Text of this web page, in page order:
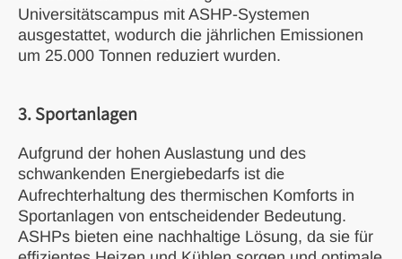
Universitätscampus mit ASHP-Systemen
ausgestattet, wodurch die jährlichen Emissionen
um 25.000 Tonnen reduziert wurden.
3. Sportanlagen
Aufgrund der hohen Auslastung und des
schwankenden Energiebedarfs ist die
Aufrechterhaltung des thermischen Komforts in
Sportanlagen von entscheidender Bedeutung.
ASHPs bieten eine nachhaltige Lösung, da sie für